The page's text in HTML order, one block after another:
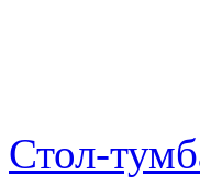
Стол-